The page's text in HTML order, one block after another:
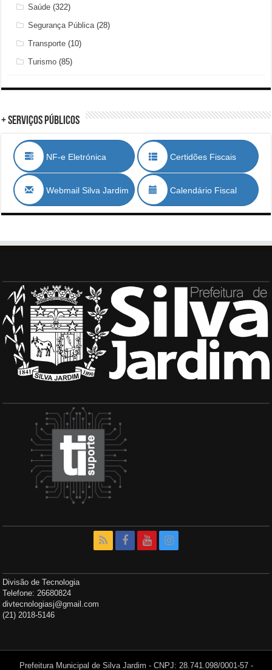
Saúde (322)
Segurança Pública (28)
Transporte (10)
Turismo (85)
+ Serviços Públicos
NF-e Eletrónica Certidões Fiscais
Webmail Silva Jardim Calendário Fiscal
Divisão de Tecnologia
Telefone: 26680824
divtecnologiasj@gmail.com
(21) 2018-5146
Prefeitura Municipal de Silva Jardim - CNPJ: 28.741.098/0001-57 -